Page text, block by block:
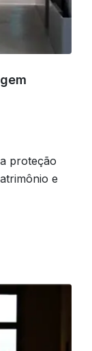
proteção
e